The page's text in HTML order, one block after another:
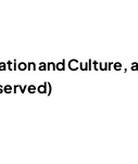
and Culture,